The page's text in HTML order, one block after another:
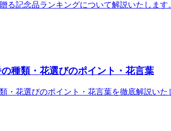
る記念品ランキングについて解説いたしま
種類・花選びのポイント・花言葉
・花選びのポイント・花言葉を徹底解説い